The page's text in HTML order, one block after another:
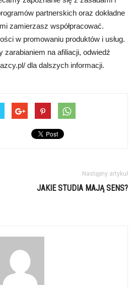
partnerskich oraz dokładne
zamierzasz współpracować.
w promowaniu produktów i usług.
zarabianiem na afiliacji, odwiedź
dla dalszych informacji.
Następny artykuł
JAKIE STUDIA MAJĄ SENS?